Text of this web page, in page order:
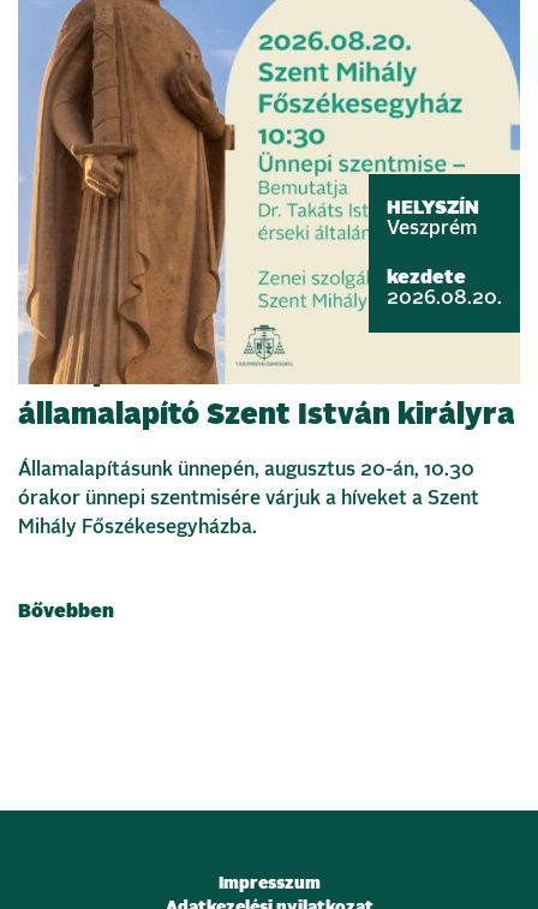
HELYSZÍN
Veszprém
kezdete
2026.08.20.
Ünnepi szentmisével emlékezünk
államalapító Szent István királyra
Államalapításunk ünnepén, augusztus 20-án, 10.30
órakor ünnepi szentmisére várjuk a híveket a Szent
Mihály Főszékesegyházba.
Bővebben
Impresszum